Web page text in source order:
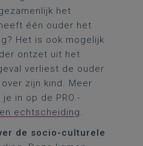
het
één ouder het
Het is ook mogelijk
ontzet uit het
verliest de ouder
zijn kind. Meer
in op de PRO.-
echtscheiding.
de socio-culturele